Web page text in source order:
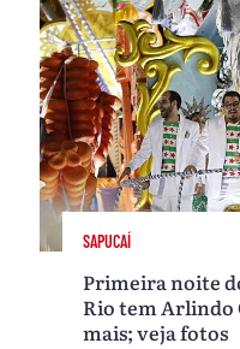
SAPUCAÍ
Primeira noite
Rio tem Arlindo
mais; veja fotos